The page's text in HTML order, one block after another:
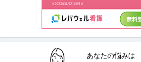
年収400万円〜715万円
サントリーホールディングス株式会社 【11月入
ール)◆「やってみなはれ」…続きを見る
工場長 ／ 「工場長」「年収事例あなたの悩みは